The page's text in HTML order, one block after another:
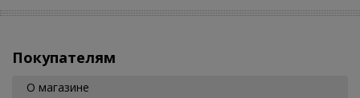
Покупателям
О магазине